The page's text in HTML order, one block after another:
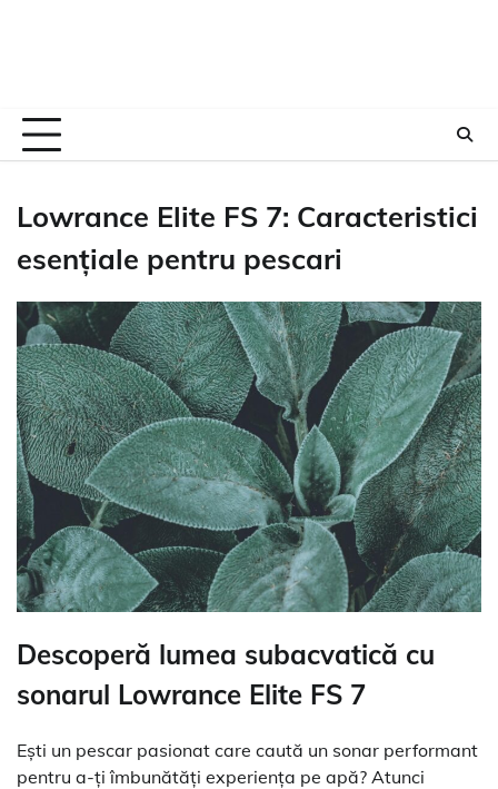
Lowrance Elite FS 7: Caracteristici
esențiale pentru pescari
Descoperă lumea subacvatică cu
sonarul Lowrance Elite FS 7
Ești un pescar pasionat care caută un sonar performant
pentru a-ți îmbunătăți experiența pe apă? Atunci